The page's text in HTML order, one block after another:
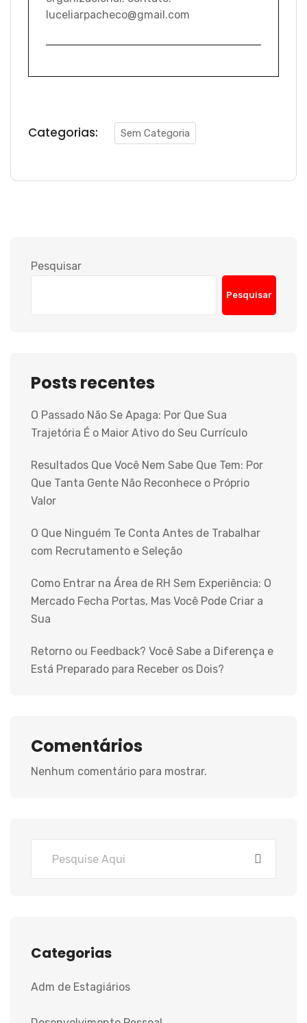
luceliarpacheco@gmail.com
Categorias: Sem Categoria
Pesquisar
Pesquisar
Posts recentes
O Passado Não Se Apaga: Por Que Sua
Trajetória É o Maior Ativo do Seu Currículo
Resultados Que Você Nem Sabe Que Tem: Por
Que Tanta Gente Não Reconhece o Próprio
Valor
O Que Ninguém Te Conta Antes de Trabalhar
com Recrutamento e Seleção
Como Entrar na Área de RH Sem Experiência: O
Mercado Fecha Portas, Mas Você Pode Criar a
Sua
Retorno ou Feedback? Você Sabe a Diferença e
Está Preparado para Receber os Dois?
Comentários
Nenhum comentário para mostrar.
Categorias
Adm de Estagiários